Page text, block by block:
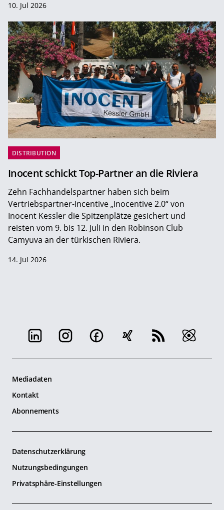
10. Jul 2026
DISTRIBUTION
Inocent schickt Top-Partner an die Riviera
Zehn Fachhandelspartner haben sich beim
Vertriebspartner-Incentive „Inocentive 2.0“ von
Inocent Kessler die Spitzenplätze gesichert und
reisten vom 9. bis 12. Juli in den Robinson Club
Camyuva an der türkischen Riviera.
14. Jul 2026
Mediadaten
Kontakt
Abonnements
Datenschutzerklärung
Nutzungsbedingungen
Privatsphäre-Einstellungen